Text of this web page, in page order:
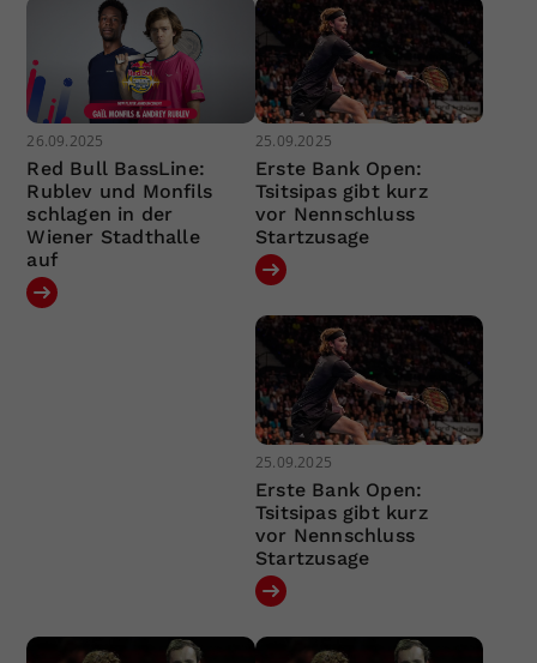
26.09.2025
Red Bull BassLine:
Rublev und Monfils
schlagen in der
Wiener Stadthalle
auf
25.09.2025
Erste Bank Open:
Tsitsipas gibt kurz
vor Nennschluss
Startzusage
25.09.2025
Erste Bank Open:
Tsitsipas gibt kurz
vor Nennschluss
Startzusage